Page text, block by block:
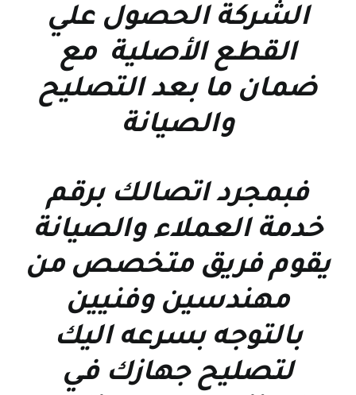
الشركة الحصول علي
القطع الأصلية مع
ضمان ما بعد التصليح
والصيانة
فبمجرد اتصالك برقم
خدمة العملاء والصيانة
يقوم فريق متخصص من
مهندسين وفنيين
بالتوجه بسرعه اليك
لتصليح جهازك في